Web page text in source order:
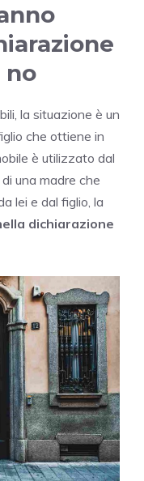
no
la situazione è un
che ottiene in
è utilizzato dal
una madre che
lei e dal figlio, la
dichiarazione